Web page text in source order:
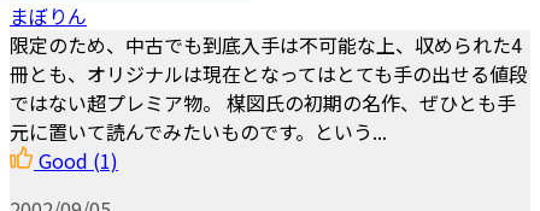
まぼりん
限定のため、中古でも到底入手は不可能な上、収められた4
冊とも、オリジナルは現在となってはとても手の出せる値段
ではない超プレミア物。 楳図氏の初期の名作、ぜひとも手
元に置いて読んでみたいものです。という...
Good (1)